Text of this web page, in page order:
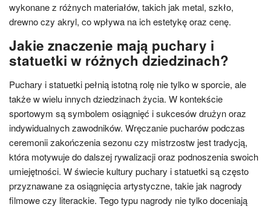
wykonane z różnych materiałów, takich jak metal, szkło,
drewno czy akryl, co wpływa na ich estetykę oraz cenę.
Jakie znaczenie mają puchary i
statuetki w różnych dziedzinach?
Puchary i statuetki pełnią istotną rolę nie tylko w sporcie, ale
także w wielu innych dziedzinach życia. W kontekście
sportowym są symbolem osiągnięć i sukcesów drużyn oraz
indywidualnych zawodników. Wręczanie pucharów podczas
ceremonii zakończenia sezonu czy mistrzostw jest tradycją,
która motywuje do dalszej rywalizacji oraz podnoszenia swoich
umiejętności. W świecie kultury puchary i statuetki są często
przyznawane za osiągnięcia artystyczne, takie jak nagrody
filmowe czy literackie. Tego typu nagrody nie tylko doceniają